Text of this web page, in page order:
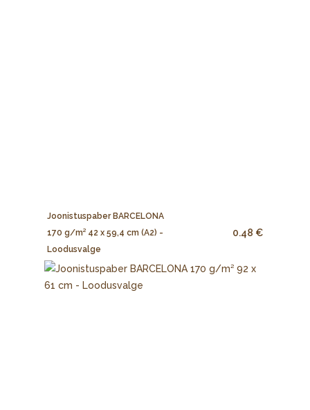
Joonistuspaber BARCELONA
170 g/m² 42 x 59,4 cm (A2) -
Loodusvalge
0.48 €